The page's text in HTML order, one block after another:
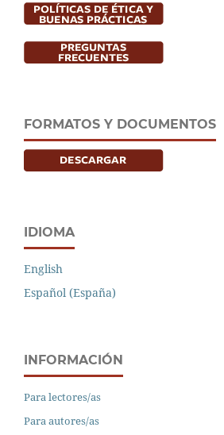
FORMATOS Y DOCUMENTOS
IDIOMA
English
Español (España)
INFORMACIÓN
Para lectores/as
Para autores/as